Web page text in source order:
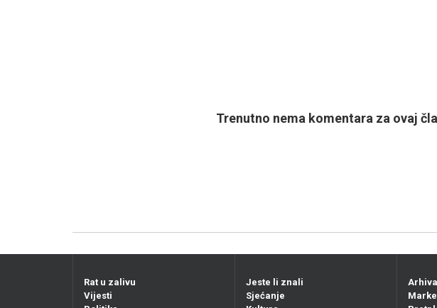
Trenutno nema komentara za ovaj
Rat u zalivu
Vijesti
Jeste li znali
Sjećanje
Arhiva